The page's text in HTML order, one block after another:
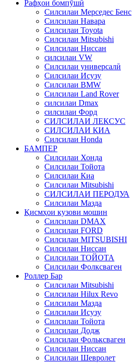
Рафҳои бомпӯшӣ
Силсилаи Мерседес Бенс
Силсилаи Навара
Силсилаи Toyota
Силсилаи Mitsubishi
Силсилаи Ниссан
силсилаи VW
Силсилаи универсалӣ
Силсилаи Исузу
Силсилаи BMW
Силсилаи Land Rover
силсилаи Dmax
силсилаи Форд
СИЛСИЛАИ ЛЕКСУС
СИЛСИЛАИ КИА
Силсилаи Honda
БАМПЕР
Силсилаи Хонда
Силсилаи Тойота
Силсилаи Киа
Силсилаи Mitsubishi
СИЛСИЛАИ ПЕРОДУА
Силсилаи Мазда
Қисмҳои кузови мошин
Силсилаи DMAX
Силсилаи FORD
Силсилаи MITSUBISHI
Силсилаи Ниссан
Силсилаи ТОЙОТА
Силсилаи Фолксваген
Роллер Бар
Силсилаи Mitsubishi
Силсилаи Hilux Revo
Силсилаи Мазда
Силсилаи Исузу
Силсилаи Тойота
Силсилаи Додж
Силсилаи Фольксваген
Силсилаи Ниссан
Силсилаи Шевролет